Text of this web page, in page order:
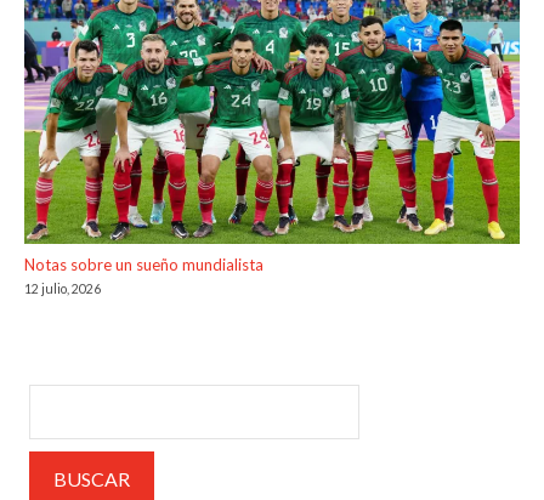
Notas sobre un sueño mundialista
12 julio, 2026